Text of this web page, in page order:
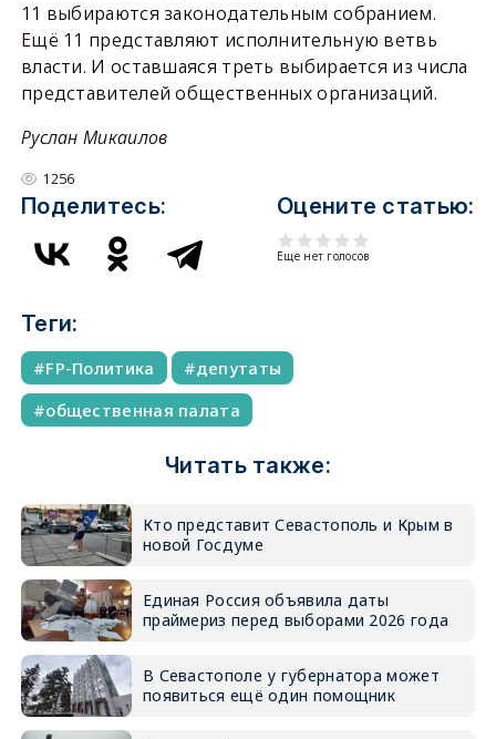
11 выбираются законодательным собранием.
Ещё 11 представляют исполнительную ветвь
власти. И оставшаяся треть выбирается из числа
представителей общественных организаций.
Руслан Микаилов
1256
Поделитесь: Оцените статью:
Еще нет голосов
Теги:
FP-Политика
депутаты
общественная палата
Читать также:
Кто представит Севастополь и Крым в
новой Госдуме
Единая Россия объявила даты
праймериз перед выборами 2026 года
В Севастополе у губернатора может
появиться ещё один помощник